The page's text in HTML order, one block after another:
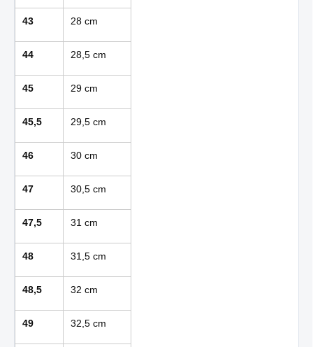
43 28 cm
44 28,5 cm
45 29 cm
45,5 29,5 cm
46 30 cm
47 30,5 cm
47,5 31 cm
48 31,5 cm
48,5 32 cm
49 32,5 cm